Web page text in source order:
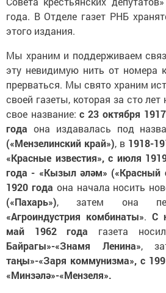
года. В Отделе газет РНБ
этого издания.
Мы храним и поддерживаем
эту невидимую нить от номера
прерваться. Мы свято храним
своей газеты, которая за сто
свое название:с 23 октября
года она издавалась под
(«Мензелинский край»), в 1918-
«Красные известия», с июля
года - «Кызыл әләм» («Красный
1920 года она начала носить
(«Пахарь»), затем она
«Агроиндустрия комбинаты». С
май 1962 года газета
Байрагы»-«Знамя Ленина»,
таңы»-«Заря коммунизма», с
«Минзәлә»-«Мензеля».